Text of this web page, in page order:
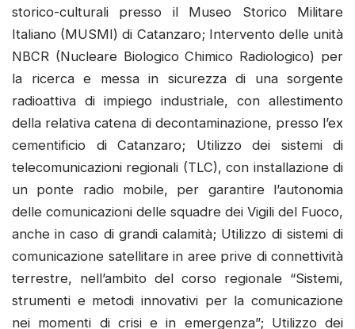
storico-culturali presso il Museo Storico Militare
Italiano (MUSMI) di Catanzaro; Intervento delle unità
NBCR (Nucleare Biologico Chimico Radiologico) per
la ricerca e messa in sicurezza di una sorgente
radioattiva di impiego industriale, con allestimento
della relativa catena di decontaminazione, presso l’ex
cementificio di Catanzaro; Utilizzo dei sistemi di
telecomunicazioni regionali (TLC), con installazione di
un ponte radio mobile, per garantire l’autonomia
delle comunicazioni delle squadre dei Vigili del Fuoco,
anche in caso di grandi calamità; Utilizzo di sistemi di
comunicazione satellitare in aree prive di connettività
terrestre, nell’ambito del corso regionale “Sistemi,
strumenti e metodi innovativi per la comunicazione
nei momenti di crisi e in emergenza”; Utilizzo dei